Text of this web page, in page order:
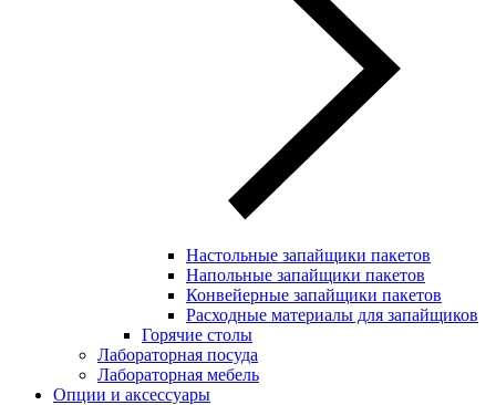
Настольные запайщики пакетов
Напольные запайщики пакетов
Конвейерные запайщики пакетов
Расходные материалы для запайщиков
Горячие столы
Лабораторная посуда
Лабораторная мебель
Опции и аксессуары